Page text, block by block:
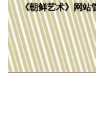
《朝鲜艺术》网站